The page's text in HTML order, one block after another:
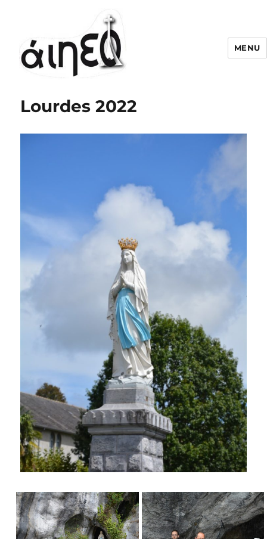
MENU
Lourdes 2022